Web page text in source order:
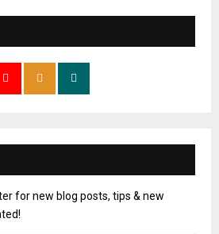
for new blog posts, tips & new